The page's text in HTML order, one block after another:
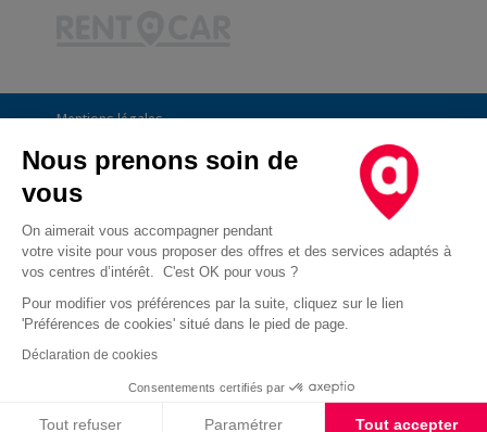
Mentions légales
Conditions Générales
CGU
Informations générales
Déclaration de confidentialité
Droit d'opposition au démarchage téléphonique
Cookies
Nous prenons soin de
vous
On aimerait vous accompagner pendant
votre visite pour vous proposer des offres et des services adaptés à
vos centres d’intérêt. C'est OK pour vous ?
Pour modifier vos préférences par la suite, cliquez sur le lien
'Préférences de cookies' situé dans le pied de page.
Déclaration de cookies
Consentements certifiés par
Tout refuser Paramétrer Tout accepter